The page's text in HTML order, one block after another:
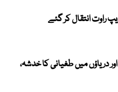
راوت انتقال کر گئے
اور دریاؤں میں طغیانی کا خدشہ،